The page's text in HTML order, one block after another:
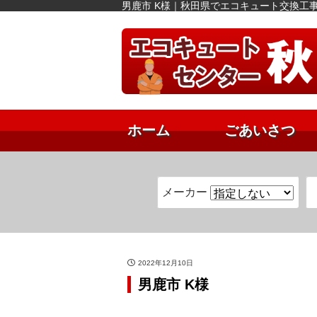
男鹿市 K様｜秋田県でエコキュート交換工
ホーム ごあいさつ
メーカー
2022年12月10日
男鹿市 K様